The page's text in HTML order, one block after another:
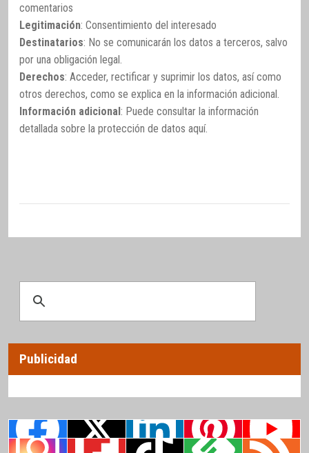
comentarios
Legitimación: Consentimiento del interesado
Destinatarios: No se comunicarán los datos a terceros, salvo
por una obligación legal.
Derechos: Acceder, rectificar y suprimir los datos, así como
otros derechos, como se explica en la información adicional.
Información adicional: Puede consultar la información
detallada sobre la protección de datos aquí.
Publicidad